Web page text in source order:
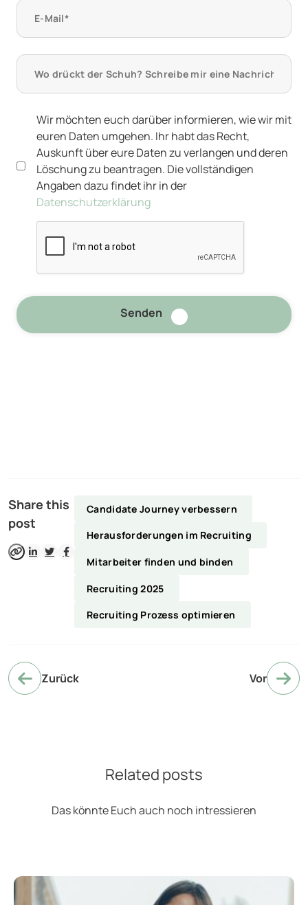
Wir möchten euch darüber informieren, wie wir mit
euren Daten umgehen. Ihr habt das Recht,
Auskunft über eure Daten zu verlangen und deren
Löschung zu beantragen. Die vollständigen
Angaben dazu findet ihr in der
Datenschutzerklärung
Senden
Share this
post
Candidate Journey verbessern
Herausforderungen im Recruiting
Mitarbeiter finden und binden
Recruiting 2025
Recruiting Prozess optimieren
Zurück Vor
Related posts
Das könnte Euch auch noch intressieren